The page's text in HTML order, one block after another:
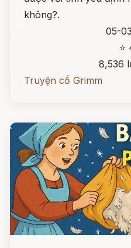
không?.
05-
⭐
8,536
Truyện cổ Grimm